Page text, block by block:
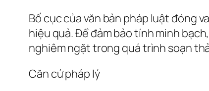
Bố cục của văn bản pháp luật đóng
hiệu quả. Để đảm bảo tính minh
nghiêm ngặt trong quá trình soạn
Căn cứ pháp lý